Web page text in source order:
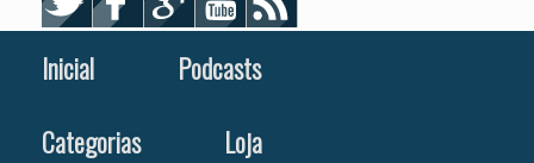
Inicial
Podcasts
Categorias
Loja